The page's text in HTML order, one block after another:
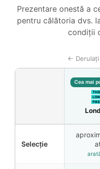
Prezentare onestă a
pentru călătoria dvs.
condiții
←
Cea mai
Selecție